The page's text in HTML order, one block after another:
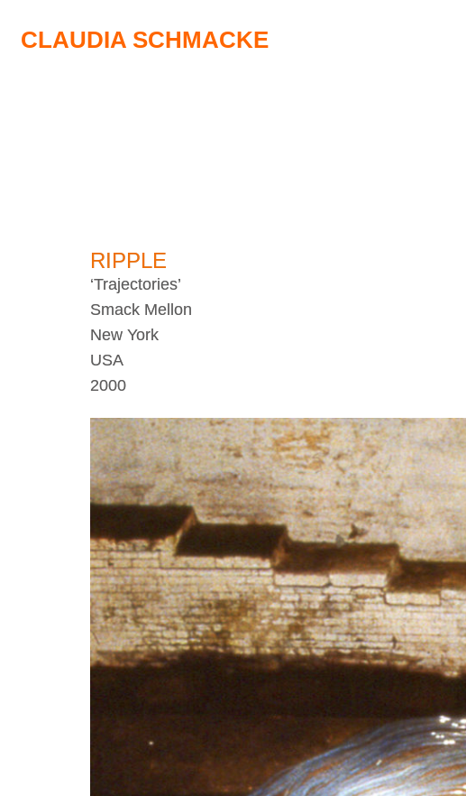
CLAUDIA SCHMACKE
RIPPLE
‘Trajectories’
Smack Mellon
New York
USA
2000